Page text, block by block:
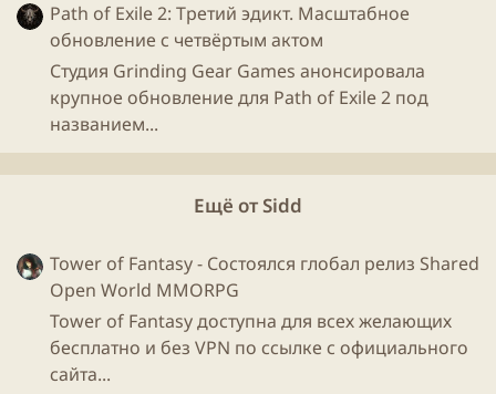
. Довольно неплохо!
Каждый эксперимент можно обсудить
Steam Labs
Path of Exile 2: Третий эдикт. Масштабное
обновление с четвёртым актом
Студия Grinding Gear Games анонсировала
крупное обновление для Path of Exile 2 под
названием...
Ещё от Sidd
Tower of Fantasy - Состоялся глобал релиз Shared
Open World MMORPG
Tower of Fantasy доступна для всех желающих
бесплатно и без VPN по ссылке с официального
сайта...